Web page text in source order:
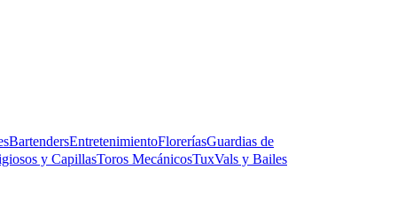
BartendersEntretenimientoFloreríasGuardias de
y CapillasToros MecánicosTuxVals y Bailes